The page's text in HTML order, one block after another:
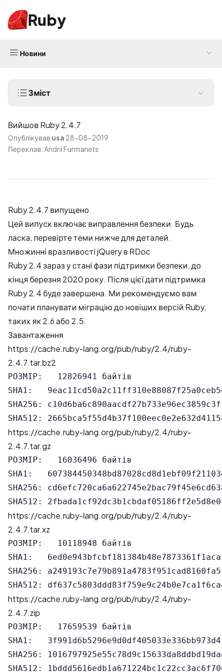
Ruby
Новини
Зміст
Вийшов Ruby 2.4.7
Опублікував usa 28-08-2019
Переклав: Andrii Furmanets
Ruby 2.4.7 випущено.
Цей випуск включає виправлення безпеки. Будь
ласка, перевірте теми нижче для деталей.
Множинні вразливості jQuery в RDoc
Ruby 2.4 зараз у стані фази підтримки безпеки, до
кінця березня 2020 року. Після цієї дати підтримка
Ruby 2.4 буде завершена. Ми рекомендуємо вам
почати планувати міграцію до новіших версій Ruby,
таких як 2.6 або 2.5.
Завантаження
https://cache.ruby-lang.org/pub/ruby/2.4/ruby-
2.4.7.tar.bz2
РОЗМІР:   12826941 байтів
SHA1:
SHA256:
https://cache.ruby-lang.org/pub/ruby/2.4/ruby-
2.4.7.tar.gz
РОЗМІР:   16036496 байтів
SHA1:
SHA256:
https://cache.ruby-lang.org/pub/ruby/2.4/ruby-
2.4.7.tar.xz
РОЗМІР:   10118948 байтів
SHA1:
SHA256:
https://cache.ruby-lang.org/pub/ruby/2.4/ruby-
2.4.7.zip
РОЗМІР:   17659539 байтів
SHA1:
SHA256: